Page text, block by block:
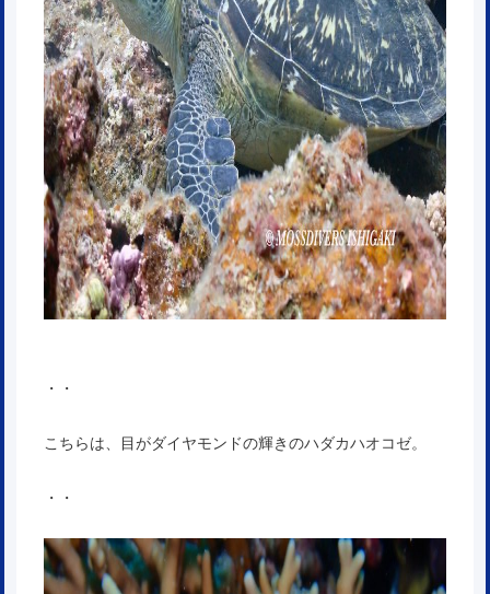
・・
こちらは、目がダイヤモンドの輝きのハダカハオコゼ。
・・